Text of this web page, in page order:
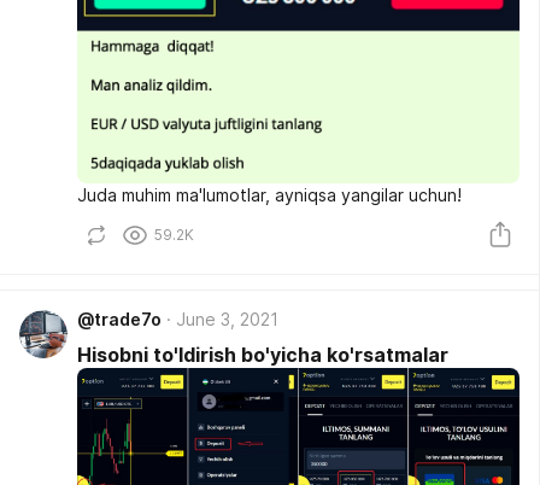
Juda muhim ma'lumotlar, ayniqsa yangilar uchun!
59.2K
@trade7o June 3, 2021
Hisobni to'ldirish bo'yicha ko'rsatmalar